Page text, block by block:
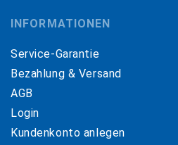
INFORMATIONEN
Service-Garantie
Bezahlung & Versand
AGB
Login
Kundenkonto anlegen